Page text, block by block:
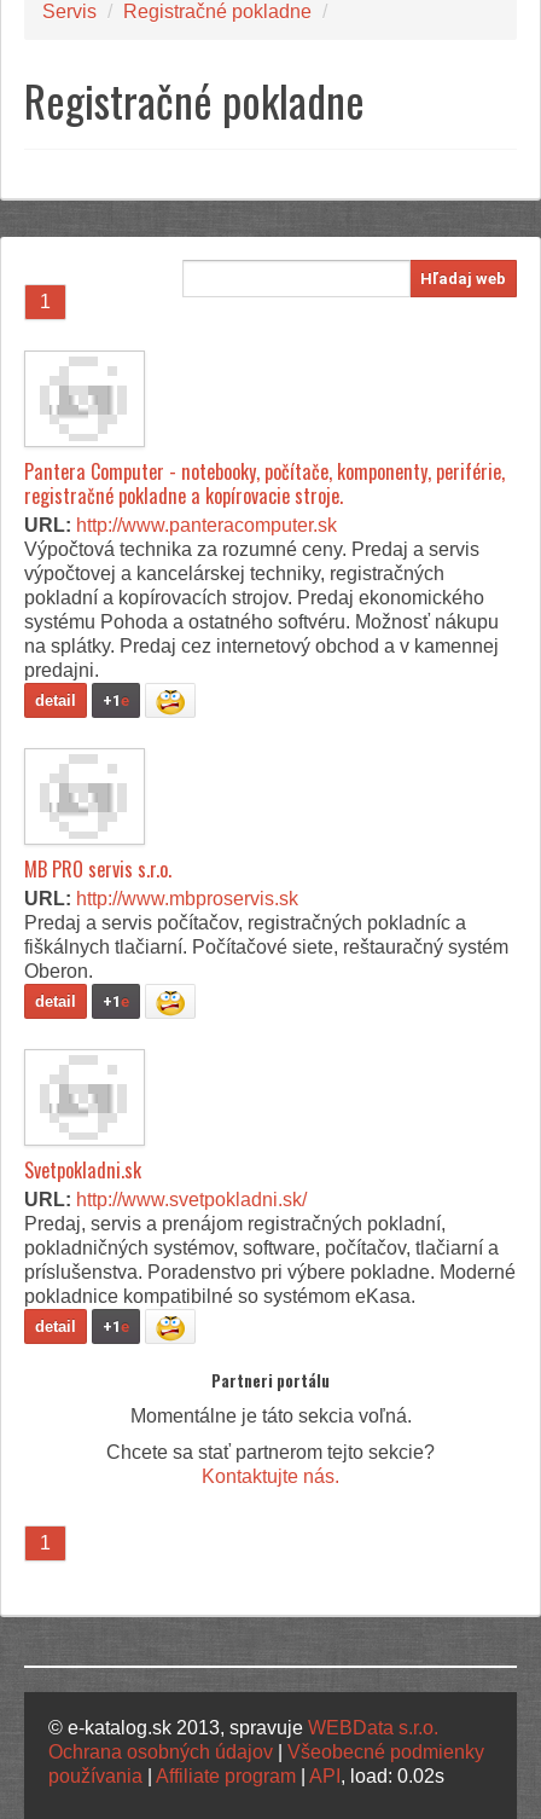
Servis / Registračné pokladne /
Registračné pokladne
Hľadaj web
1
Pantera Computer - notebooky, počítače, komponenty, periférie,
registračné pokladne a kopírovacie stroje.
URL: http://www.panteracomputer.sk
Výpočtová technika za rozumné ceny. Predaj a servis
výpočtovej a kancelárskej techniky, registračných
pokladní a kopírovacích strojov. Predaj ekonomického
systému Pohoda a ostatného softvéru. Možnosť nákupu
na splátky. Predaj cez internetový obchod a v kamennej
predajni.
detail +1e
MB PRO servis s.r.o.
URL: http://www.mbproservis.sk
Predaj a servis počítačov, registračných pokladníc a
fiškálnych tlačiarní. Počítačové siete, reštauračný systém
Oberon.
detail +1e
Svetpokladni.sk
URL: http://www.svetpokladni.sk/
Predaj, servis a prenájom registračných pokladní,
pokladničných systémov, software, počítačov, tlačiarní a
príslušenstva. Poradenstvo pri výbere pokladne. Moderné
pokladnice kompatibilné so systémom eKasa.
detail +1e
Partneri portálu
Momentálne je táto sekcia voľná.
Chcete sa stať partnerom tejto sekcie?
Kontaktujte nás.
1
© e-katalog.sk 2013, spravuje WEBData s.r.o.
Ochrana osobných údajov
Všeobecné podmienky
používania
Affiliate program API , load: 0.02s